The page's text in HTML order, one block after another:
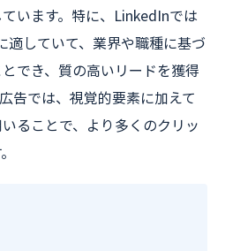
います。特に、LinkedInでは
していて、業界や職種に基づ
でき、質の高いリードを獲得
告では、視覚的要素に加えて
ることで、より多くのクリッ